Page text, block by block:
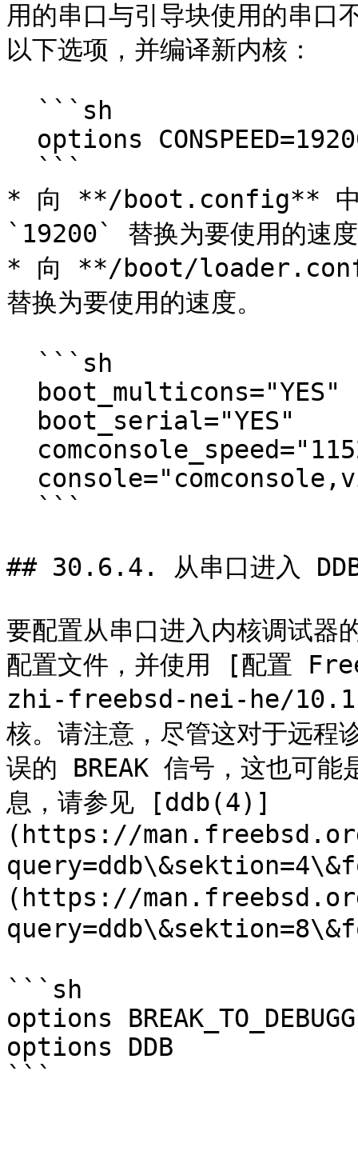
用的串口与引导块使用的串口
以下选项，并编译新内核：
* 向 **/boot.config** 中
`19200` 替换为要使用的速
* 向 **/boot/
替换为要使用的速度。
## 30.6.4. 从串口进入
要配置从串口进入内核调试器
配置文件，并使用 [配置
zhi-freebsd-nei-he/
核。请注意，尽管这对于远程
误的 BREAK 信号，这也可能
息，请参见 [ddb(4)]
(https://
(https://
```sh
options
options DDB